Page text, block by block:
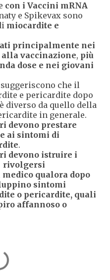
con i Vaccini mRNA
e Spikevax sono
miocardite e
principalmente nei
vaccinazione, più
dose e nei giovani
che il
e pericardite dopo
diverso da quello della
in generale.
devono prestare
ai sintomi di
.
devono istruire i
rivolgersi
qualora dopo
sintomi
o pericardite, quali
affannoso o